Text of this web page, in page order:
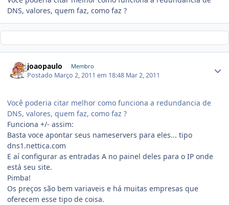
DNS, valores, quem faz, como faz ?
joaopaulo Membro
Postado Março 2, 2011 em 18:48 Mar 2, 2011
Você poderia citar melhor como funciona a redundancia de
DNS, valores, quem faz, como faz ?
Funciona +/- assim:
Basta voce apontar seus nameservers para eles... tipo
dns1.nettica.com
E aí configurar as entradas A no painel deles para o IP onde
está seu site.
Pimba!
Os preços são bem variaveis e há muitas empresas que
oferecem esse tipo de coisa.